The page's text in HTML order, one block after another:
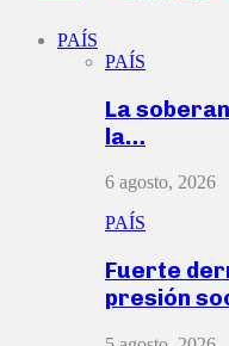
PAÍS
PAÍS
La
la…
6 agosto, 2026
PAÍS
Fuerte
presión